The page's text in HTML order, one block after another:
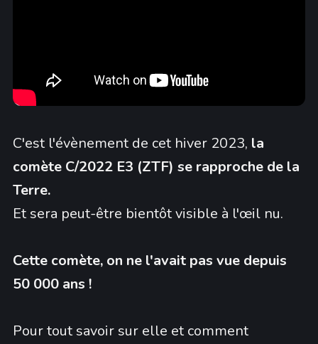
C'est l'évènement de cet hiver 2023, la
comète C/2022 E3 (ZTF) se rapproche de la
Terre.
Et sera peut-être bientôt visible à l'œil nu.
Cette comète, on ne l'avait pas vue depuis
50 000 ans !
Pour tout savoir sur elle et comment